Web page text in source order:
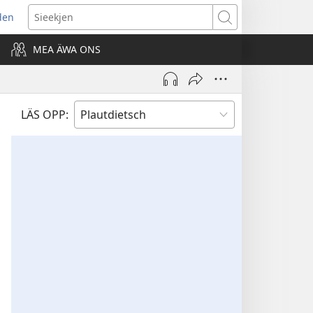
Sieekjen
MEA ÄWA ONS
LÄS OPP: